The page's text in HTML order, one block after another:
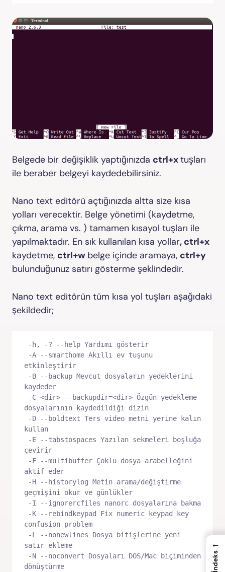
Belgede bir değişiklik yaptığınızda ctrl+xtuşları
ile beraber belgeyi kaydedebilirsiniz.
Nano text editörü açtığınızda altta size kısa
yolları verecektir. Belge yönetimi (kaydetme,
çıkma, arama vs. ) tamamen kısayol tuşları ile
yapılmaktadır. En sık kullanılan kısa yollar, ctrl+x
kaydetme, ctrl+w belge içinde aramaya, ctrl+y
bulunduğunuz satırı gösterme şeklindedir.
Nano text editörün tüm kısa yol tuşları aşağıdaki
şekildedir;
etkinleştirir
kaydeder
dosyalarının kaydedildiği dizin
kullan
çevirir
aktif eder
geçmişini okur ve günlükler
confusion problem
satır ekleme
dönüştürme
←
İndeks